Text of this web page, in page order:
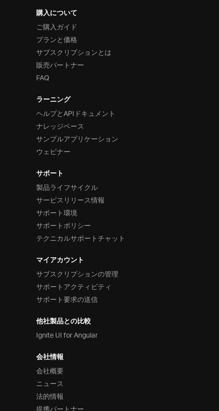
購入について
ご購入ガイド
プランと価格
サブスクリプションとは
販売パートナー
FAQ
ラーニング
ヘルプとAPIドキュメント
ナレッジベース
サンプルアプリケーション
ウェビナー
サポート
製品ライフサイクル
サービスリリース情報
サポート環境
サポートポリシー
テクニカルサポートチャット
マイアカウント
サブスクリプションの管理
サポートアクティビティ
サポート要求の送信
他社製品との比較
Ignite UI for Angular
会社情報
会社概要
ニュース
法的情報